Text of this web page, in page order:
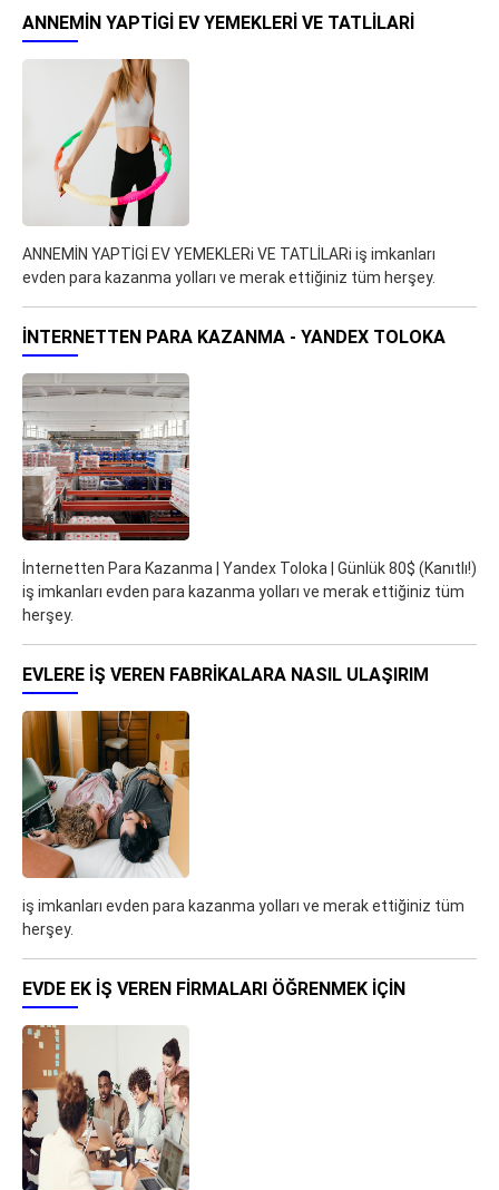
ANNEMİN YAPTİGİ EV YEMEKLERI VE TATLİLARI
ANNEMİN YAPTİGİ EV YEMEKLERi VE TATLİLARi iş imkanları
evden para kazanma yolları ve merak ettiğiniz tüm herşey.
İNTERNETTEN PARA KAZANMA - YANDEX TOLOKA
İnternetten Para Kazanma | Yandex Toloka | Günlük 80$ (Kanıtlı!)
iş imkanları evden para kazanma yolları ve merak ettiğiniz tüm
herşey.
EVLERE İŞ VEREN FABRIKALARA NASIL ULAŞIRIM
iş imkanları evden para kazanma yolları ve merak ettiğiniz tüm
herşey.
EVDE EK IŞ VEREN FIRMALARI ÖĞRENMEK IÇIN